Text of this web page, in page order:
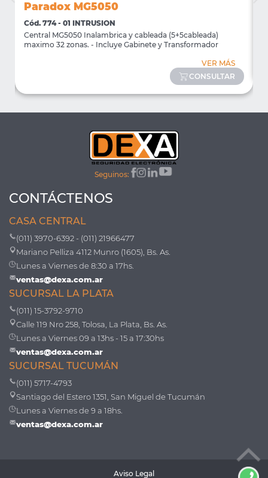
Paradox MG5050
Cód. 774 - 01 INTRUSION
Central MG5050 Inalambrica y cableada (5+5cableada)
maximo 32 zonas. - Incluye Gabinete y Transformador
VER MÁS
CONSULTAR
Seguinos:
CONTÁCTENOS
CASA CENTRAL
(011) 3970-6392 - (011) 21966477
Mariano Pelliza 4112 Munro (1605), Bs. As.
Lunes a Viernes de 8:30 a 17hs.
ventas@dexa.com.ar
SUCURSAL LA PLATA
(011) 15-3792-9710
Calle 119 Nro 258, Tolosa, La Plata, Bs. As.
Lunes a Viernes 09 a 13hs - 15 a 17:30hs
ventas@dexa.com.ar
SUCURSAL TUCUMÁN
(011) 5717-4793
Santiago del Estero 1351, San Miguel de Tucumán
Lunes a Viernes de 9 a 18hs.
ventas@dexa.com.ar
Aviso Legal